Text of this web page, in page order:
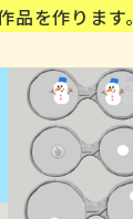
品を作ります。